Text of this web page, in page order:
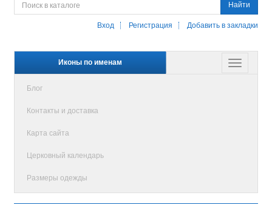
Найти
Вход Регистрация Добавить в закладки
Иконы по именам
Блог
Контакты и доставка
Карта сайта
Церковный календарь
Размеры одежды